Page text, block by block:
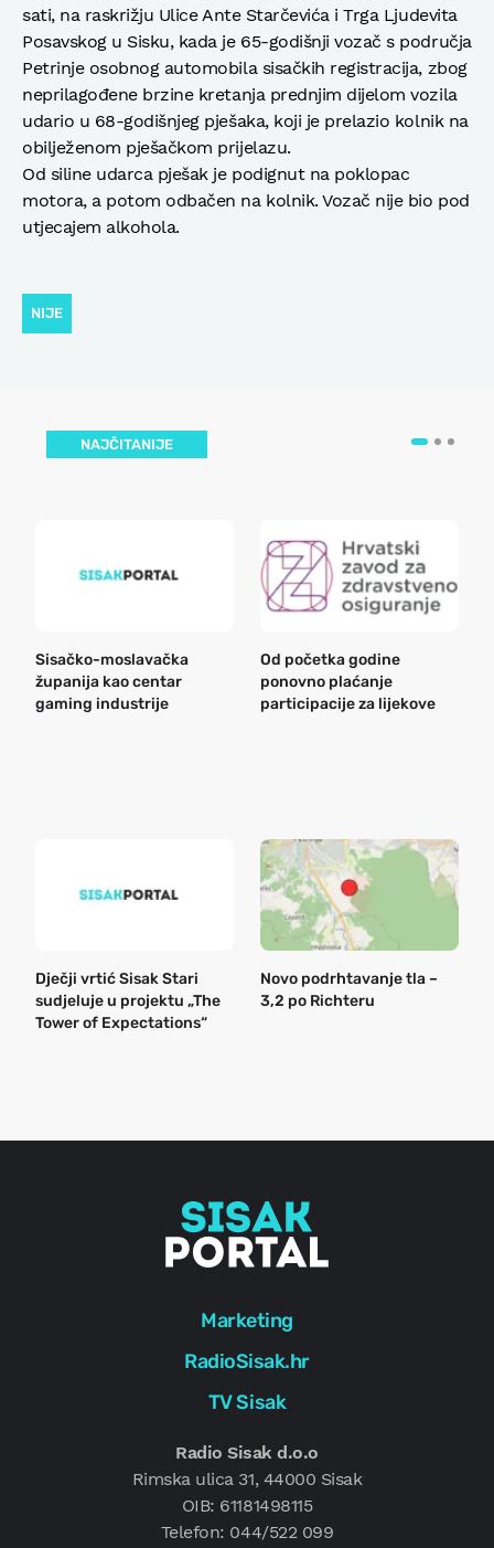
sati, na raskrižju Ulice Ante Starčevića i Trga Ljudevita
Posavskog u Sisku, kada je 65-godišnji vozač s područja
Petrinje osobnog automobila sisačkih registracija, zbog
neprilagođene brzine kretanja prednjim dijelom vozila
udario u 68-godišnjeg pješaka, koji je prelazio kolnik na
obilježenom pješačkom prijelazu.
Od siline udarca pješak je podignut na poklopac
motora, a potom odbačen na kolnik. Vozač nije bio pod
utjecajem alkohola.
NIJE
NAJČITANIJE
Sisačko-moslavačka
županija kao centar
gaming industrije
Od početka godine
ponovno plaćanje
participacije za lijekove
Dječji vrtić Sisak Stari
sudjeluje u projektu „The
Tower of Expectations“
Novo podrhtavanje tla –
3,2 po Richteru
Marketing
RadioSisak.hr
TV Sisak
Radio Sisak d.o.o
Rimska ulica 31, 44000 Sisak
OIB: 61181498115
Telefon: 044/522 099